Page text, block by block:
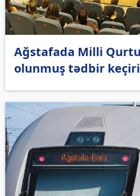
Ağstafada Milli
olunmuş tədbir